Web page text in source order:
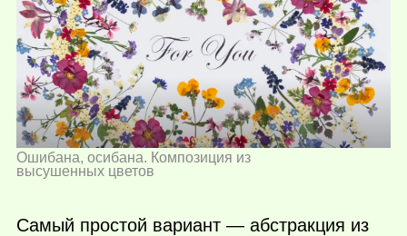
Ошибана, осибана. Композиция из
высушенных цветов
Самый простой вариант — абстракция из